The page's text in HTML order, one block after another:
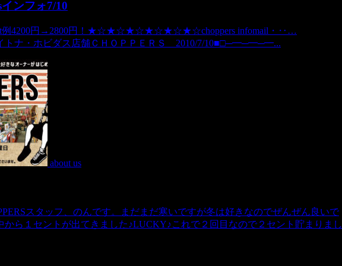
ンフォ7/10
set例4200円→2800円！★☆★☆★☆★☆★☆★☆choppers infomail・‥…
ナ・ホビダス店舗ＣＨＯＰＰＥＲＳ 2010/7/10■□─━─━─━...
about us
スタッフ、のんです。まだまだ寒いですが冬は好きなのでぜんぜん良いで
ら１セントが出てきました♪LUCKY♪これで２回目なので２セント貯まりまし